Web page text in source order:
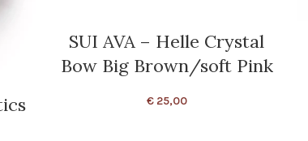
SUI AVA – Helle Crystal
Bow Big Brown/soft Pink
€25,00